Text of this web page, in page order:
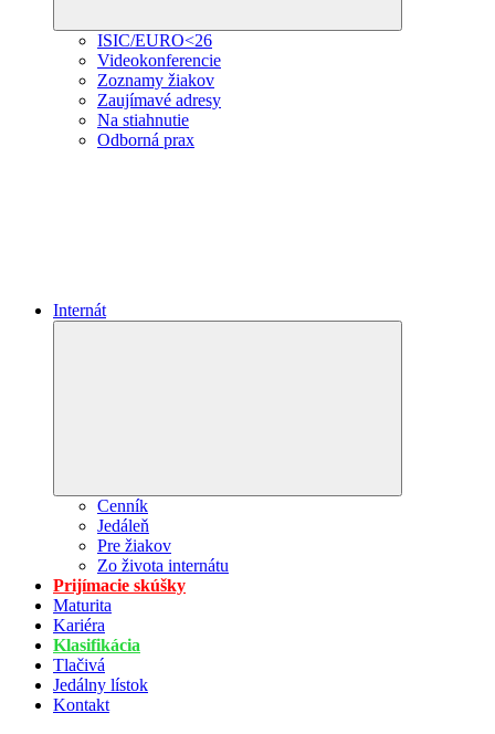
ISIC/EURO<26
Videokonferencie
Zoznamy žiakov
Zaujímavé adresy
Na stiahnutie
Odborná prax
Internát
Cenník
Jedáleň
Pre žiakov
Zo života internátu
Prijímacie skúšky
Maturita
Kariéra
Klasifikácia
Tlačivá
Jedálny lístok
Kontakt